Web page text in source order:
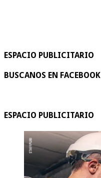
ESPACIO PUBLICITARIO
BUSCANOS EN FACEBOOK
ESPACIO PUBLICITARIO